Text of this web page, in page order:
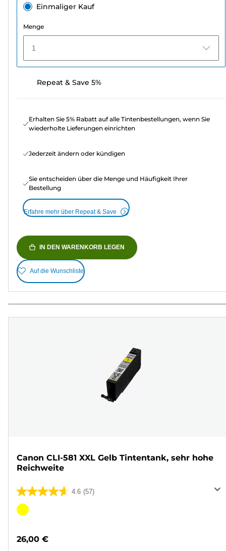
Einmaliger Kauf
Menge
1
Repeat & Save 5%
Erhalten Sie 5% Rabatt auf alle Tintenbestellungen, wenn Sie
wiederholte Lieferungen einrichten
Jederzeit ändern oder kündigen
Sie entscheiden über die Menge und Häufigkeit Ihrer
Bestellung
Erfahre mehr über Repeat & Save
IN DEN WARENKORB LEGEN
Auf die Wunschliste
Canon CLI-581 XXL Gelb Tintentank, sehr hohe
Reichweite
4.6 (57)
4.6
von
57
Farbpatrone
26,00 €